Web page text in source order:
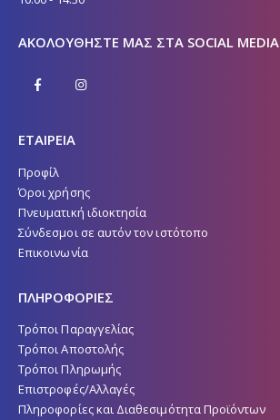
ΑΚΟΛΟΥΘΉΣΤΕ ΜΑΣ ΣΤΑ SOCIAL MEDIA
ΕΤΑΙΡΕΙΑ
Προφίλ
Όροι χρήσης
Πνευματική ιδιοκτησία
Σύνδεσμοι σε αυτόν τον ιστότοπο
Επικοινωνία
ΠΛΗΡΟΦΟΡΙΕΣ
Τρόποι Παραγγελίας
Τρόποι Αποστολής
Τρόποι Πληρωμής
Επιστροφές/Αλλαγές
Πληροφορίες και Διαθεσιμότητα Προϊόντων